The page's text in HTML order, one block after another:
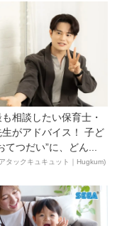
相談したい保育士・
生がアドバイス！ 子ど
てつだい”に、どん...
タックキュキュット｜Hugkum)